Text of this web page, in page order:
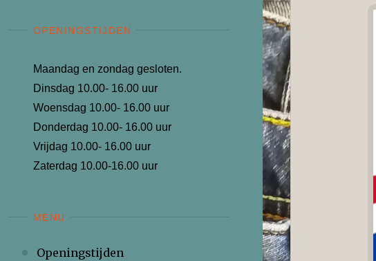
OPENINGSTIJDEN
Maandag en zondag gesloten.
Dinsdag 10.00- 16.00 uur
Woensdag 10.00- 16.00 uur
Donderdag 10.00- 16.00 uur
Vrijdag 10.00- 16.00 uur
Zaterdag 10.00-16.00 uur
MENU
Openingstijden